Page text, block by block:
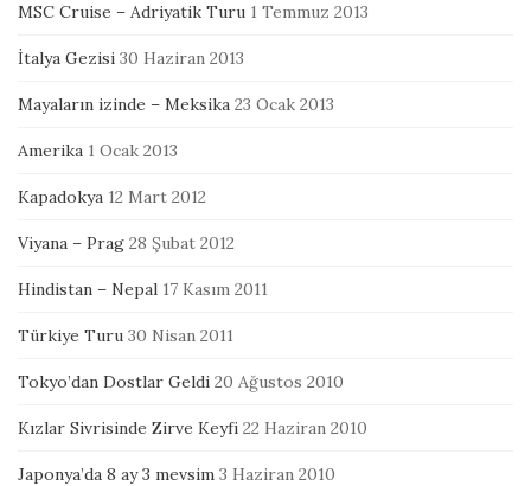
MSC Cruise – Adriyatik Turu 1 Temmuz 2013
İtalya Gezisi 30 Haziran 2013
Mayaların izinde – Meksika 23 Ocak 2013
Amerika 1 Ocak 2013
Kapadokya 12 Mart 2012
Viyana – Prag 28 Şubat 2012
Hindistan – Nepal 17 Kasım 2011
Türkiye Turu 30 Nisan 2011
Tokyo’dan Dostlar Geldi 20 Ağustos 2010
Kızlar Sivrisinde Zirve Keyfi 22 Haziran 2010
Japonya’da 8 ay 3 mevsim 3 Haziran 2010